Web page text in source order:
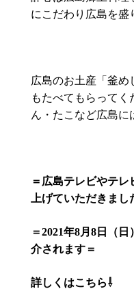
にこだわり広島を盛
広島のお土産「釜め
もたべてもらって
ん・たこなど広島に
＝広島テレビやテレ
上げていただきまし
＝2021年8月 8 日（日
介されます＝
詳しくはこちら⇩